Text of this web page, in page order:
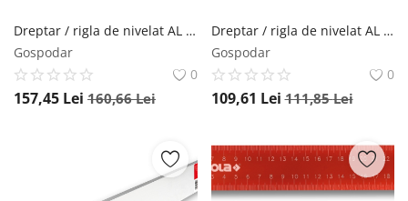
Dreptar / rigla de nivelat AL 1007, 250cm - Sola-03040901
Gospodar
0
157,45 Lei 160,66Lei
Dreptar / rigla de nivelat AL 1007, 180cm - Sola-03040501
Gospodar
0
109,61 Lei 111,85Lei